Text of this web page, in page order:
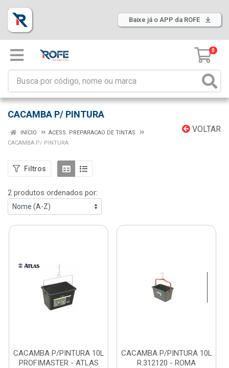
Baixe já o APP da ROFE
0
CACAMBA P/ PINTURA
VOLTAR
INÍCIO
ACESS. PREPARACAO DE TINTAS
CACAMBA P/ PINTURA
Filtros
2 produtos ordenados por:
CACAMBA P/PINTURA 10L
PROFIMASTER - ATLAS
CACAMBA P/PINTURA 10L
R.312120 - ROMA